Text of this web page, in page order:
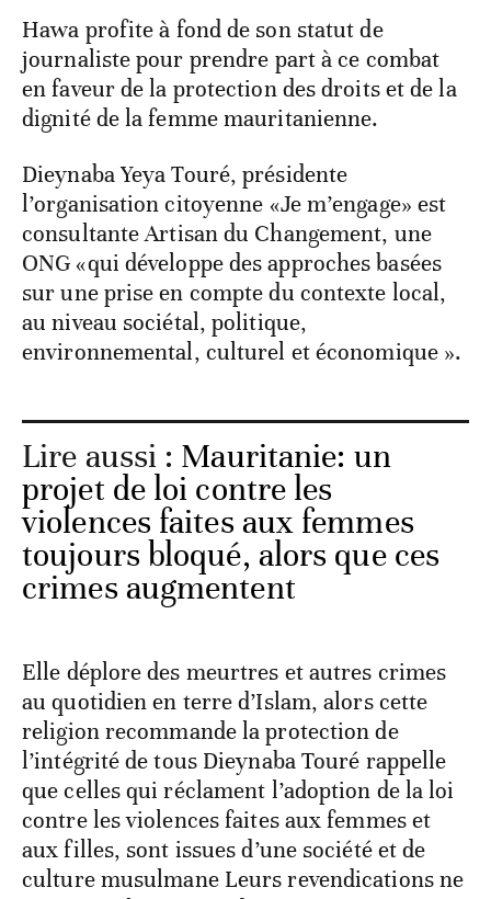
Hawa profite à fond de son statut de
journaliste pour prendre part à ce combat
en faveur de la protection des droits et de la
dignité de la femme mauritanienne.
Dieynaba Yeya Touré, présidente
l’organisation citoyenne «Je m’engage» est
consultante Artisan du Changement, une
ONG «qui développe des approches basées
sur une prise en compte du contexte local,
au niveau sociétal, politique,
environnemental, culturel et économique ».
Lire aussi : Mauritanie: un
projet de loi contre les
violences faites aux femmes
toujours bloqué, alors que ces
crimes augmentent
Elle déplore des meurtres et autres crimes
au quotidien en terre d’Islam, alors cette
religion recommande la protection de
l’intégrité de tous Dieynaba Touré rappelle
que celles qui réclament l’adoption de la loi
contre les violences faites aux femmes et
aux filles, sont issues d’une société et de
culture musulmane Leurs revendications ne